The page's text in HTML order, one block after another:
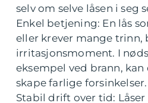
selv om selve låsen i seg
Enkel betjening: En lås
eller krever mange trinn,
irritasjonsmoment. I
eksempel ved brann,
skape farlige forsinkelser.
Stabil drift over tid: